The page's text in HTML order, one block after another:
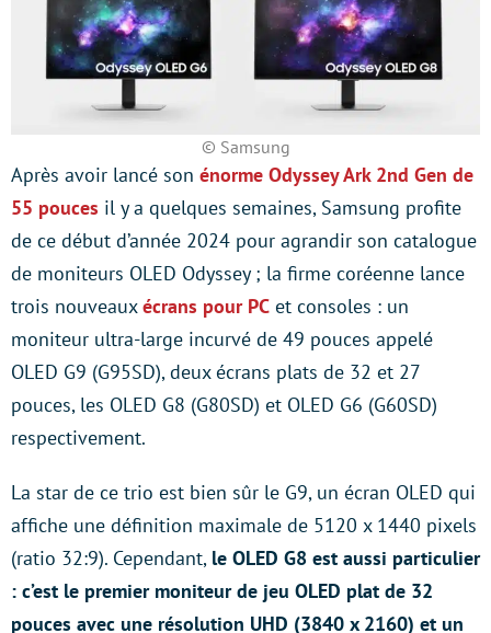
© Samsung
Après avoir lancé son énorme Odyssey Ark 2nd Gen de
55 pouces il y a quelques semaines, Samsung profite
de ce début d’année 2024 pour agrandir son catalogue
de moniteurs OLED Odyssey ; la firme coréenne lance
trois nouveauxécrans pour PC et consoles : un
moniteur ultra-large incurvé de 49 pouces appelé
OLED G9 (G95SD), deux écrans plats de 32 et 27
pouces, les OLED G8 (G80SD) et OLED G6 (G60SD)
respectivement.
La star de ce trio est bien sûr le G9, un écran OLED qui
affiche une définition maximale de 5120 x 1440 pixels
(ratio 32:9). Cependant, le OLED G8 est aussi particulier
: c’est le premier moniteur de jeu OLED plat de 32
pouces avec une résolution UHD (3840 x 2160) et un